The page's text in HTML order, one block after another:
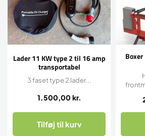
Lader 11 KW type 2 til 16 amp
transportabel
1.500,00 kr.
3 faset type 2 lader...
Tilføj til kurv